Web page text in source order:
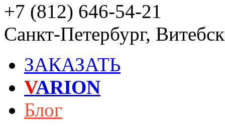
+7 (812) 646-54-21
Санкт-Петербург,
ЗАКАЗАТЬ
VARION
Блог